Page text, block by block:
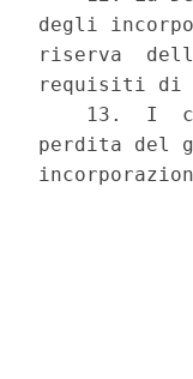
degli
riserva
requisiti di
13.  I
perdita del